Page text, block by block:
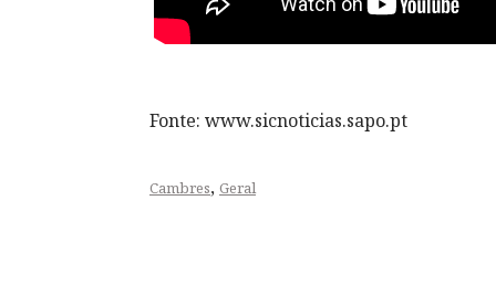
Fonte: www.sicnoticias.sapo.pt
Cambres, Geral